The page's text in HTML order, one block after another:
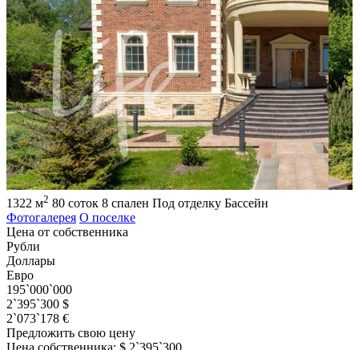
1322 м2 80 соток 8 спален Под отделку Бассейн
Фотогалерея О поселке
Цена от собственника
Рубли
Доллары
Евро
195`000`000
2`395`300 $
2`073`178 €
Предложить свою цену